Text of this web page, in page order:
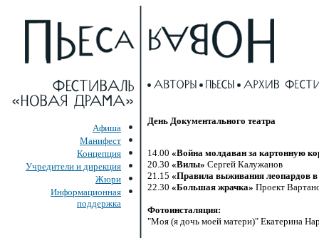
Афиша
Манифест
Концепция
Учредители и дирекция
Жюри
Информационная
поддержка
День Документального театра
14.00 «Война молдаван за картонную
20.30 «Вилы» Сергей Калужанов
21.15 «Правила выживания леопардов в
22.30 «Большая жрачка» Проект
Фотоинсталяция:
"Моя (я дочь моей матери)" Екатерина